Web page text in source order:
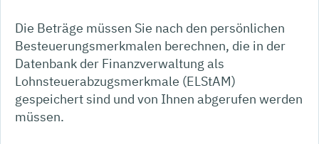
Die Beträge müssen Sie nach den persönlichen
Besteuerungsmerkmalen berechnen, die in der
Datenbank der Finanzverwaltung als
Lohnsteuerabzugsmerkmale (ELStAM)
gespeichert sind und von Ihnen abgerufen werden
müssen.